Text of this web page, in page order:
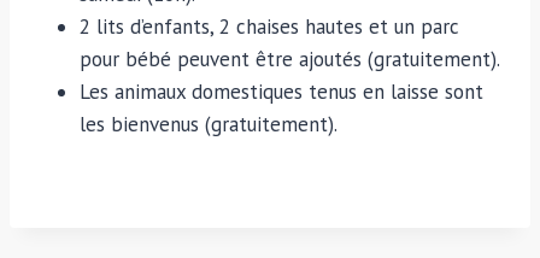
2 lits d’enfants, 2 chaises hautes et un parc
pour bébé peuvent être ajoutés (gratuitement).
Les animaux domestiques tenus en laisse sont
les bienvenus (gratuitement).